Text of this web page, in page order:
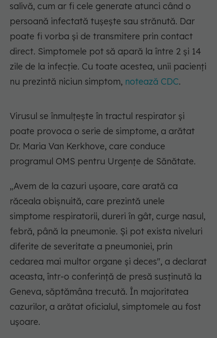
salivă, cum ar fi cele generate atunci când o
persoană infectată tușește sau strănută. Dar
poate fi vorba și de transmitere prin contact
direct. Simptomele pot să apară la între 2 și 14
zile de la infecție. Cu toate acestea, unii pacienți
nu prezintă niciun simptom, notează CDC.
Virusul se înmulțește în tractul respirator și
poate provoca o serie de simptome, a arătat
Dr. Maria Van Kerkhove, care conduce
programul OMS pentru Urgențe de Sănătate.
„Avem de la cazuri ușoare, care arată ca
răceala obișnuită, care prezintă unele
simptome respiratorii, dureri în gât, curge nasul,
febră, până la pneumonie. Și pot exista niveluri
diferite de severitate a pneumoniei, prin
cedarea mai multor organe și deces", a declarat
aceasta, într-o conferință de presă susținută la
Geneva, săptămâna trecută. În majoritatea
cazurilor, a arătat oficialul, simptomele au fost
ușoare.